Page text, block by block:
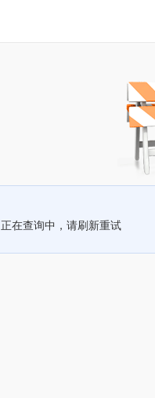
正在查询中，请刷新重试